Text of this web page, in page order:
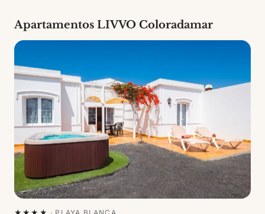
Apartamentos LIVVO Coloradamar